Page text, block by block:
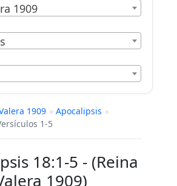
1909
1909 » Apocalipsis »
1-5
18:1-5 - (Reina
1909)